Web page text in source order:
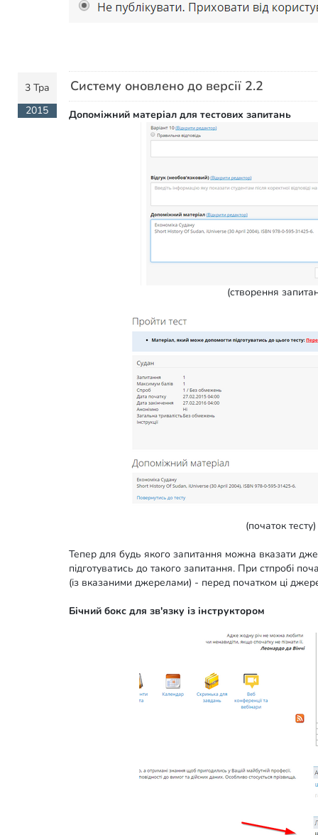
3 Тра
2015
Систему оновлено до версії 2.2
Допоміжний матеріал для тестових запитань
(створення
(початок тесту)
Тепер для будь якого запитання можна вказати
підготуватись до такого запитання. При стпробі
(із вказаними джерелами) - перед початком ці
Бічний бокс для зв'язку із інструктором